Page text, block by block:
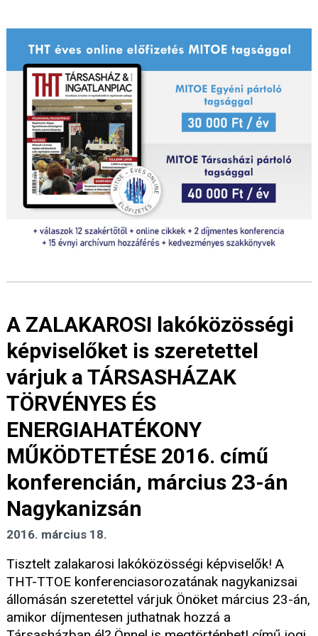
A ZALAKAROSI lakóközösségi
képviselőket is szeretettel
várjuk a TÁRSASHÁZAK
TÖRVÉNYES ÉS
ENERGIAHATÉKONY
MŰKÖDTETÉSE 2016. című
konferencián, március 23-án
Nagykanizsán
2016. március 18.
Tisztelt zalakarosi lakóközösségi képviselők! A
THT-TTOE konferenciasorozatának nagykanizsai
állomásán szeretettel várjuk Önöket március 23-án,
amikor díjmentesen juthatnak hozzá a